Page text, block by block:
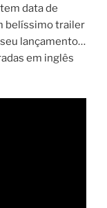
data de
belíssimo trailer
lançamento…
em inglês